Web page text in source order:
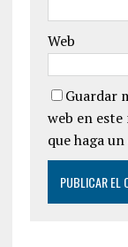
Web
Guardar
web en
que haga